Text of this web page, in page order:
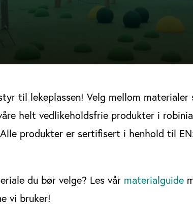
til lekeplassen! Velg mellom
helt vedlikeholdsfrie produkter i
produkter er sertifisert i henhold til
du bør velge? Les vår materialguide
vi bruker!